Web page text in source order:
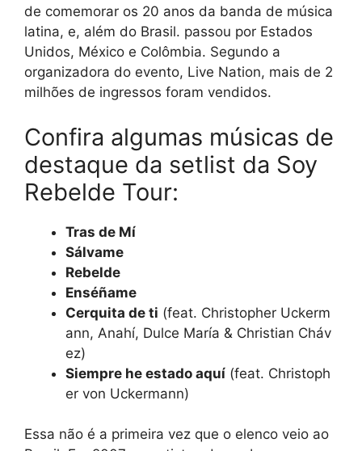
de comemorar os 20 anos da banda de música
latina, e, além do Brasil. passou por Estados
Unidos, México e Colômbia. Segundo a
organizadora do evento, Live Nation, mais de 2
milhões de ingressos foram vendidos.
Confira algumas músicas de
destaque da setlist da Soy
Rebelde Tour:
Tras de Mí
Sálvame
Rebelde
Enséñame
Cerquita de ti (feat. Christopher Uckerm
ann, Anahí, Dulce María & Christian Cháv
ez)
Siempre he estado aquí (feat. Christoph
er von Uckermann)
Essa não é a primeira vez que o elenco veio ao